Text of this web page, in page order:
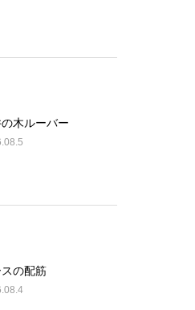
木ルーバー
の配筋